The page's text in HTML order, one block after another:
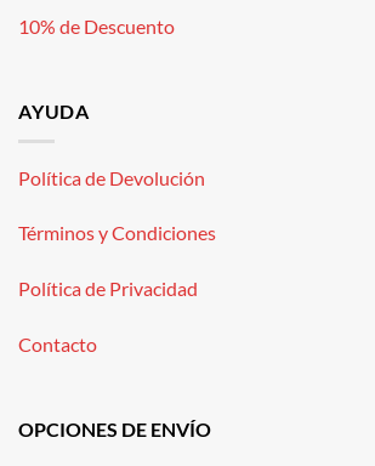
10% de Descuento
AYUDA
Política de Devolución
Términos y Condiciones
Política de Privacidad
Contacto
OPCIONES DE ENVÍO